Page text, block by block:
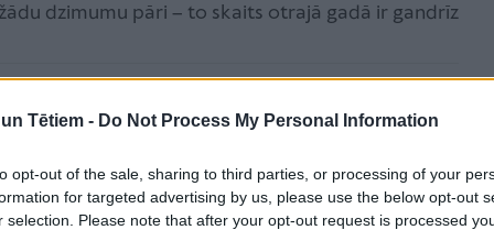
Tētiem - Do Not Process My Personal Information
opt-out of the sale, sharing to third parties, or processing of your
for targeted advertising by us, please use the below opt-out
selection. Please note that after your opt-out request is processed
dzimumu pāri – to skaits otrajā gadā ir gandrīz
nozīmē, ka valsts atzīst un
Tas ir ieguvums gan pašiem
jo skaidri sakārtotas